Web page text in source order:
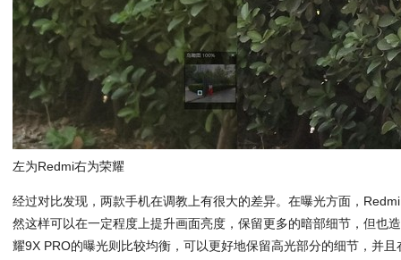
左为Redmi右为荣耀
经过对比发现，两款手机在调教上有很大的差异。在曝光方面，
然这样可以在一定程度上提升画面亮度，保留更多的暗部细节，但也
耀9X PRO的曝光则比较均衡，可以更好地保留高光部分的细节，并